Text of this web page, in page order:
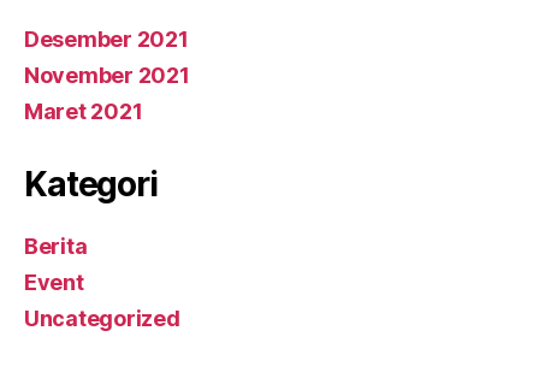
Desember 2021
November 2021
Maret 2021
Kategori
Berita
Event
Uncategorized